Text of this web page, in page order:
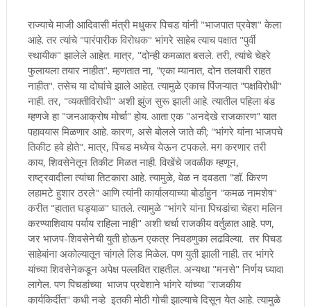
राज्याचे माजी आदिवासी मंत्री मधुकर पिचड यांनी "भाजपात प्रवेश" केला
आहे. तर त्यांचे "पारंपारीक विरोधक" भांगरे साहेब त्याच पक्षात "पुर्वी
स्थायीक" झालेले आहेत. मात्र, "दोन्ही कमळात बसले. तरी, त्यांचे चेहरे
फुलायला तयार नाहीत". म्हणतात ना, "एका म्यानात, दोन तलवारी राहत
नाहीत". तसेच या दोघांचे झाले आहेत. त्यामुळे एकाच पिंजऱ्यात "पक्षविरोधी"
नाही. तर, "व्यक्तीविरोधी" अशी झुंज सुरू झाली आहे. त्यातील पहिला बंड
म्हणजे हा "जनआक्रोष मोर्चा" होय. आता एक "अनदेखे राजकारण" यात
पहावयास मिळणार आहे. कारण, असे बोलले जाते की; "भांगरे यांना भाजपचे
तिकीट हवे होते". मात्र, पिचड मध्येच येऊन टपकले. मग करणार तरी
काय, शिवसेनेतून तिकीट मिळत नाही. विखेंचे जवळीक म्हणून,
राष्ट्रवादीला त्यांचा तिटकारा आहे. त्यामुळे, वेळ न दवडता "डॉ. किरण
लहामटे हुशार ठरले" आणि त्यांनी कार्यालयाच्या बोर्डाहुन "कमळ नामशेष"
करीत "हातात घड्याळ" घातले. त्यामुळे "भांगरे यांना पिचडांचा चेहरा मलिन
करण्याशिवाय पर्याय राहिला नाही" अशी चर्चा राजकीय वर्तुळात आहे. पण,
जर भाजप-शिवसेनेची युती होऊन एकत्र निवडणुका लढविल्या. तर पिचड
साहेबांना अकोल्यातून चांगले लिड मिळेल. पण युती झाली नाही. तर भांगरे
यांच्या शिवसेनेकडून अपेक्ष पल्लवित राहतील. अन्यथा "मनसे" निर्णय घ्यावा
लागेल. पण पिचडांच्या भाजप प्रवेशाने भांगरे यांच्या "राजकीय
कार्यकिर्दीत" कधी नव्हे इतकी मोठी गोची झाल्याचे दिसून येत आहे. त्यामुळे